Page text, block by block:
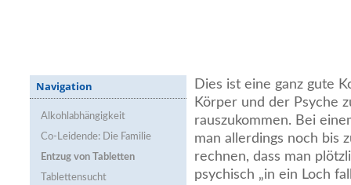
Navigation
Alkohlabhängigkeit
Co-Leidende: Die Familie
Entzug von Tabletten
Tablettensucht
Dies ist eine ganz gute
Körper und der Psyche
rauszukommen. Bei
man allerdings noch bis
rechnen, dass man
psychisch „in ein Loch